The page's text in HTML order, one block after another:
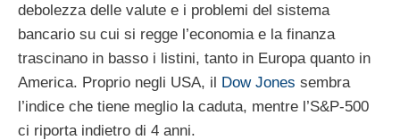
debolezza delle valute e i problemi del sistema
bancario su cui si regge l’economia e la finanza
trascinano in basso i listini, tanto in Europa quanto in
America. Proprio negli USA, il Dow Jones sembra
l’indice che tiene meglio la caduta, mentre l’S&P-500
ci riporta indietro di 4 anni.